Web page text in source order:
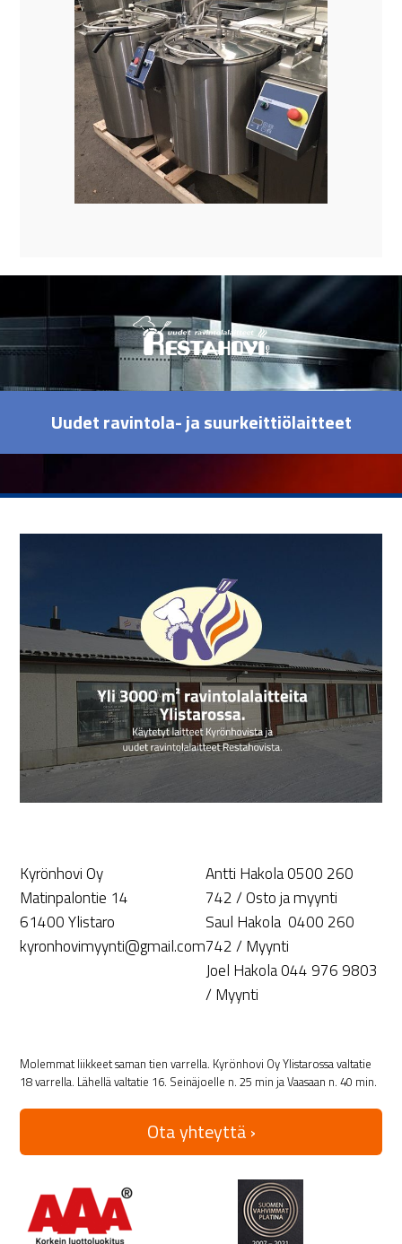
Uudet ravintola- ja suurkeittiölaitteet
Kyrönhovi Oy
Matinpalontie 14
61400 Ylistaro
kyronhovimyynti@gmail.com
Antti Hakola 0500 260
742 / Osto ja myynti
Saul Hakola 0400 260
742 / Myynti
Joel Hakola 044 976 9803
/ Myynti
Molemmat liikkeet saman tien varrella. Kyrönhovi Oy Ylistarossa valtatie
18 varrella. Lähellä valtatie 16. Seinäjoelle n. 25 min ja Vaasaan n. 40 min.
Ota yhteyttä ›